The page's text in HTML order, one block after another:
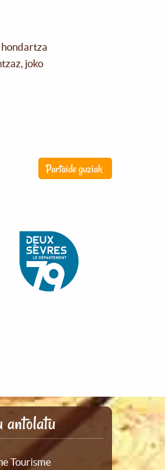
joko
Partaide guziak
antolatu
Tourisme